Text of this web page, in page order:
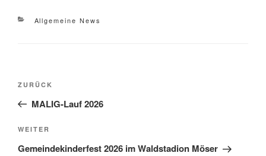
Kategorien
Allgemeine News
Beitragsnavigation
Vorheriger
Beitrag
ZURÜCK
MALIG-Lauf 2026
Nächster
Beitrag
WEITER
Gemeindekinderfest 2026 im Waldstadion Möser